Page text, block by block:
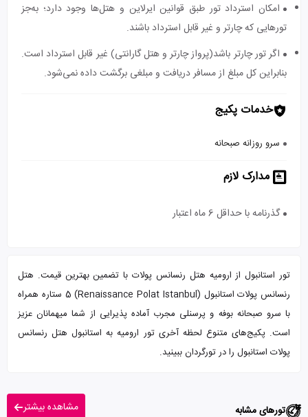
امکان استرداد تور طبق قوانین ایرلاین و هتل‌ها وجود دارد؛ به‌جز
تورهایی که چارتر و غیر قابل استرداد باشند.
اگر تور چارتر باشد(پرواز چارتر و هتل گارانتی) غیر قابل استرداد است.
بنابراین کل مبلغ از مسافر دریافت و مبلغی برگشت داده نمی‌شود.
خدمات پکیج
سرو روزانه صبحانه
مدارک لازم
گذرنامه با حداقل 6 ماه اعتبار
تور استانبول از ارومیه هتل رنسانس پولات با تضمین بهترین قیمت. هتل
رنسانس پولات استانبول (Renaissance Polat Istanbul) 5 ستاره همراه
با سرو صبحانه بوفه و پرسنلی مجرب آماده پذیرایی از شما میهمانان عزیز
است. پکیج‌های متنوع لحظه آخری تور ارومیه به استانبول هتل رنسانس
پولات استانبول را در تورگردان ببینید.
تورهای مشابه مشاهده بیشتر